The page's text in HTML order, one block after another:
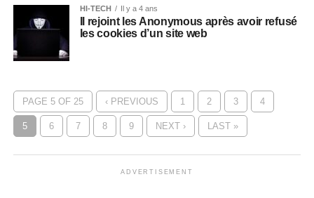
HI-TECH Il y a 4 ans
Il rejoint les Anonymous après avoir refusé
les cookies d’un site web
PAGE 5 OF 25 ‹ PREVIOUS 1 2 3 4
5 6 7 8 9 NEXT › LAST »
ADVERTISEMENT